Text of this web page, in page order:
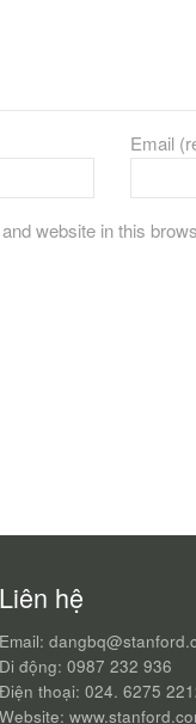
Email
website in this
Liên hệ
Email:
Di động: 0987 232 936
Điện thoại: 024. 6275
Website: